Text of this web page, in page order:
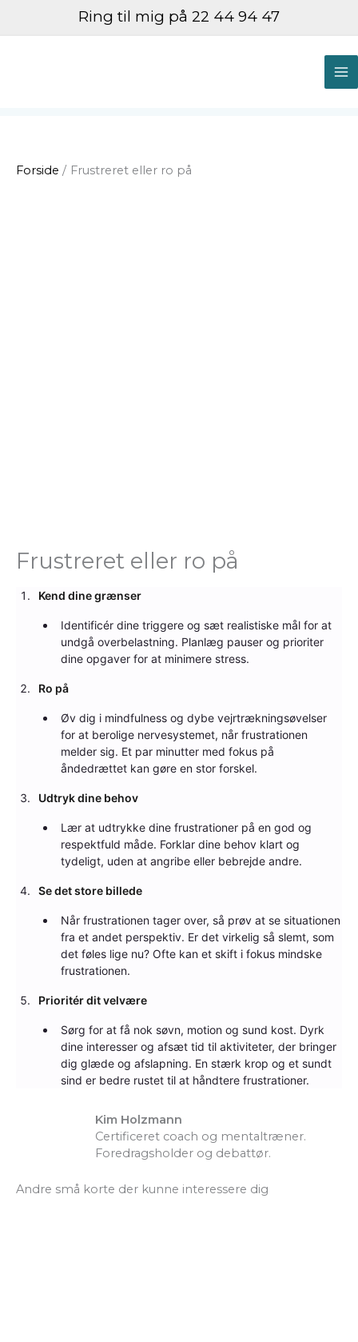
Ring til mig på 22 44 94 47
Forside Frustreret eller ro på
Frustreret eller ro på
Kend dine grænser
Identificér dine triggere og sæt realistiske mål for at
undgå overbelastning. Planlæg pauser og prioriter
dine opgaver for at minimere stress.
Ro på
Øv dig i mindfulness og dybe vejrtrækningsøvelser
for at berolige nervesystemet, når frustrationen
melder sig. Et par minutter med fokus på
åndedrættet kan gøre en stor forskel.
Udtryk dine behov
Lær at udtrykke dine frustrationer på en god og
respektfuld måde. Forklar dine behov klart og
tydeligt, uden at angribe eller bebrejde andre.
Se det store billede
Når frustrationen tager over, så prøv at se situationen
fra et andet perspektiv. Er det virkelig så slemt, som
det føles lige nu? Ofte kan et skift i fokus mindske
frustrationen.
Prioritér dit velvære
Sørg for at få nok søvn, motion og sund kost. Dyrk
dine interesser og afsæt tid til aktiviteter, der bringer
dig glæde og afslapning. En stærk krop og et sundt
sind er bedre rustet til at håndtere frustrationer.
Kim Holzmann
Certificeret coach og mentaltræner.
Foredragsholder og debattør.
Andre små korte der kunne interessere dig